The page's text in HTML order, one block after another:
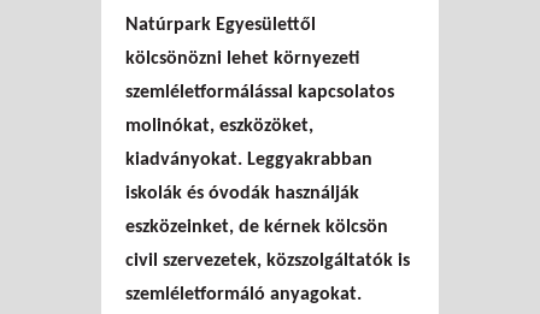
Natúrpark Egyesülettől
kölcsönözni lehet környezeti
szemléletformálással kapcsolatos
molinókat, eszközöket,
kiadványokat. Leggyakrabban
iskolák és óvodák használják
eszközeinket, de kérnek kölcsön
civil szervezetek, közszolgáltatók is
szemléletformáló anyagokat.